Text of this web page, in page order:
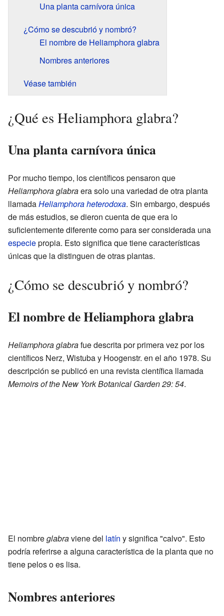
Una planta carnívora única
¿Cómo se descubrió y nombró?
El nombre de Heliamphora glabra
Nombres anteriores
Véase también
¿Qué es Heliamphora glabra?
Una planta carnívora única
Por mucho tiempo, los científicos pensaron que
Heliamphora glabraera solo una variedad de otra planta
llamadaHeliamphora heterodoxa. Sin embargo, después
de más estudios, se dieron cuenta de que era lo
suficientemente diferente como para ser considerada una
especiepropia. Esto significa que tiene características
únicas que la distinguen de otras plantas.
¿Cómo se descubrió y nombró?
El nombre de Heliamphora glabra
Heliamphora glabrafue descrita por primera vez por los
científicos Nerz, Wistuba y Hoogenstr. en el año 1978. Su
descripción se publicó en una revista científica llamada
Memoirs of the New York Botanical Garden 29: 54.
El nombreglabraviene del latín y significa "calvo". Esto
podría referirse a alguna característica de la planta que no
tiene pelos o es lisa.
Nombres anteriores